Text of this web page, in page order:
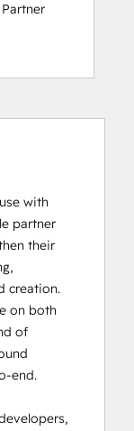
Partner
Hub
Certified
Migration
Certification
with
partner
their
creation.
on both
of
end.